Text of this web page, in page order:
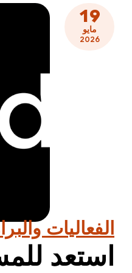
19
مايو
2026
الفعاليات